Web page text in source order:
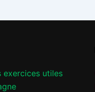
exercices utiles